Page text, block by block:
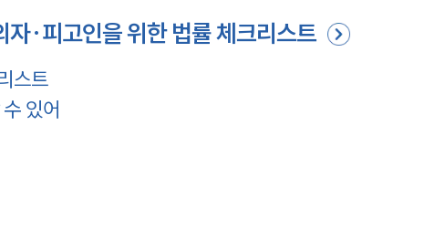
·피고인을 위한 법률 체크리스트
스트
있어